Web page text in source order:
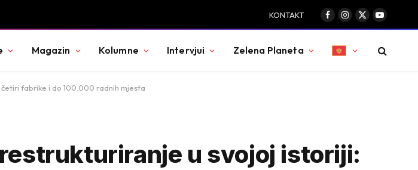
KONTAKT
Facebook
Instagram
X
(Twitter)
YouTube
Magazin Kolumne Intervjui Zelena Planeta
fabrike i do 100.000 radnih mjesta
u svojoj istoriji: